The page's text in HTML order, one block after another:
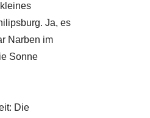
Ja, es
Narben im
Sonne
Die